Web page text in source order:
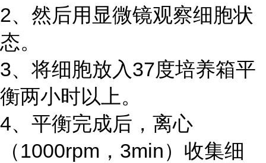
2、然后用显微镜观察细胞状
态。
3、将细胞放入37度培养箱平
衡两小时以上。
4、平衡完成后，离心
（1000rpm，3min）收集细